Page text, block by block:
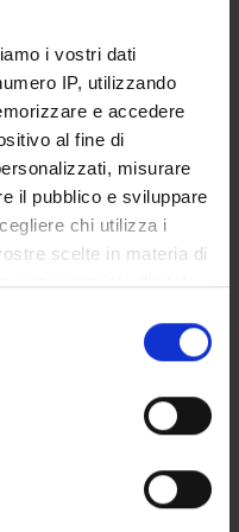
i vostri dati
IP, utilizzando
e accedere
al fine di
misurare
il pubblico e sviluppare
chi utilizza i
scelte in materia di
proprietà digitale
in qualsiasi
cookie o facendo clic
tua posizione
di qualche